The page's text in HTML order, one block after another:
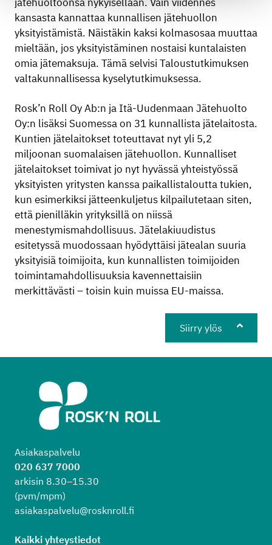
kansasta kannattaa kunnallisen jätehuollon
yksityistämistä. Näistäkin kaksi kolmasosaa muuttaa
mieltään, jos yksityistäminen nostaisi kuntalaisten
omia jätemaksuja. Tämä selvisi Taloustutkimuksen
valtakunnallisessa kyselytutkimuksessa.
Rosk’n Roll Oy Ab:n ja Itä-Uudenmaan Jätehuolto
Oy:n lisäksi Suomessa on 31 kunnallista jätelaitosta.
Kuntien jätelaitokset toteuttavat nyt yli 5,2
miljoonan suomalaisen jätehuollon. Kunnalliset
jätelaitokset toimivat jo nyt hyvässä yhteistyössä
yksityisten yritysten kanssa paikallistaloutta tukien,
kun esimerkiksi jätteenkuljetus kilpailutetaan siten,
että pienilläkin yrityksillä on niissä
menestymismahdollisuus. Jätelakiuudistus
esitetyssä muodossaan hyödyttäisi jätealan suuria
yksityisiä toimijoita, kun kunnallisten toimijoiden
toimintamahdollisuuksia kavennettaisiin
merkittävästi – toisin kuin muissa EU-maissa.
Siirry ylös
Asiakaspalvelu
020 637 7000
arkisin 8.30–15.30
(pvm/mpm)
asiakaspalvelu@rosknroll.fi
Kaikki yhteystiedot